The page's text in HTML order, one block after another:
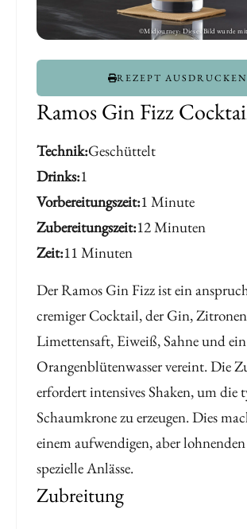
Ramos Gin Fizz
Technik Geschüttelt
Drinks 1
Vorbereitungszeit 1 Minute
Zubereitungszeit 12 Minuten
Zeit 11 Minuten
Der Ramos Gin Fizz ist ein
cremiger Cocktail, der Gin,
Limettensaft, Eiweiß, Sahne und
Orangenblütenwasser vereint. Die
erfordert intensives Shaken, um die
Schaumkrone zu erzeugen. Dies
einem aufwendigen, aber
spezielle Anlässe.
REZEPT AUSDRUCKEN
Zubreitung